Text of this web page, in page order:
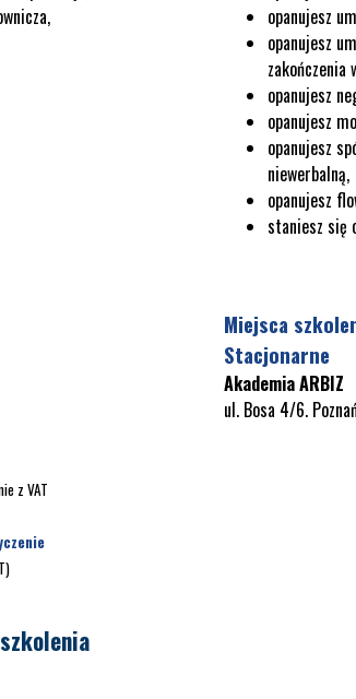
opanujesz
opanujesz
zakończenia
opanujesz
opanujesz
opanujesz
niewerbalną,
opanujesz
staniesz się
z VAT
Miejsca
Stacjonarne
Akademia ARBIZ
ul. Bosa 4/6.